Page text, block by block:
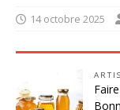
14 octobre 2025